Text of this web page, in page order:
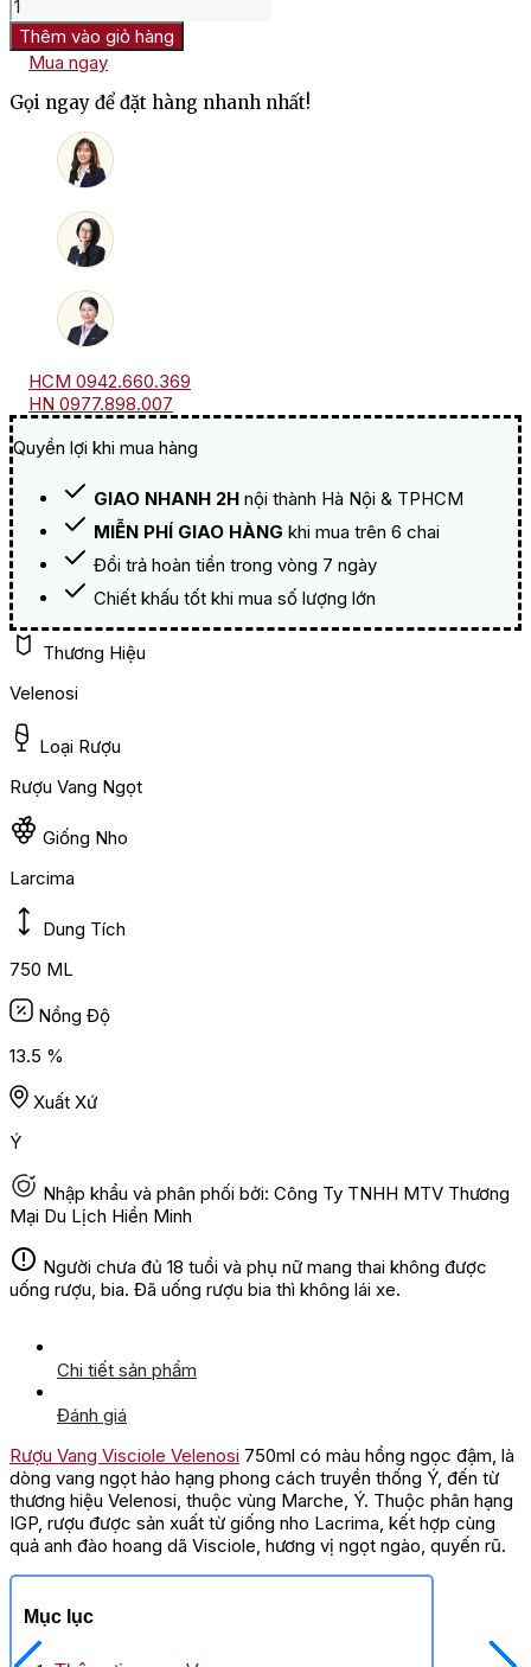
Vang
Ý
Visciole
Velenosi
số
Thêm vào giỏ hàng
Mua ngay
Gọi ngay để đặt hàng nhanh nhất!
HCM 0942.660.369
HN 0977.898.007
Quyền lợi khi mua hàng
GIAO NHANH 2H nội thành Hà Nội & TPHCM
MIỄN PHÍ GIAO HÀNG khi mua trên 6 chai
Đổi trả hoàn tiền trong vòng 7 ngày
Chiết khấu tốt khi mua số lượng lớn
Thương Hiệu
Velenosi
Loại Rượu
Rượu Vang Ngọt
Giống Nho
Larcima
Dung Tích
750 ML
Nồng Độ
13.5 %
Xuất Xứ
Ý
Nhập khẩu và phân phối bởi: Công Ty TNHH MTV Thương
Mại Du Lịch Hiền Minh
Người chưa đủ 18 tuổi và phụ nữ mang thai không được
uống rượu, bia. Đã uống rượu bia thì không lái xe.
Chi tiết sản phẩm
Đánh giá
Rượu Vang Visciole Velenosi 750ml có màu hồng ngọc đậm, là
dòng vang ngọt hảo hạng phong cách truyền thống Ý, đến từ
thương hiệu Velenosi, thuộc vùng Marche, Ý. Thuộc phân hạng
IGP, rượu được sản xuất từ giống nho Lacrima, kết hợp cùng
quả anh đào hoang dã Visciole, hương vị ngọt ngào, quyến rũ.
Mục lục